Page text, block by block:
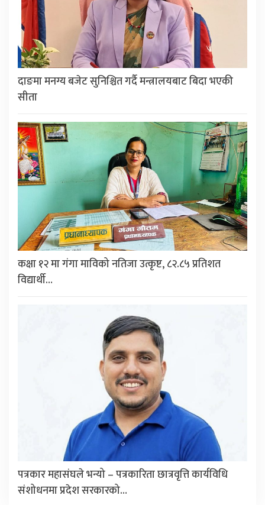
दाङमा मनग्य बजेट सुनिश्चित गर्दै मन्त्रालयबाट बिदा भएकी
सीता
कक्षा १२ मा गंगा माविको नतिजा उत्कृष्ट, ८२.८५ प्रतिशत
विद्यार्थी…
पत्रकार महासंघले भन्यो – पत्रकारिता छात्रवृत्ति कार्यविधि
संशोधनमा प्रदेश सरकारको…